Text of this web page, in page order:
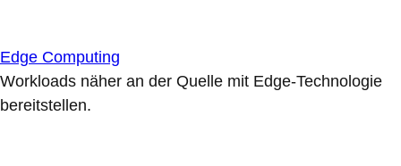
Edge Computing
Workloads näher an der Quelle mit Edge-Technologie
bereitstellen.